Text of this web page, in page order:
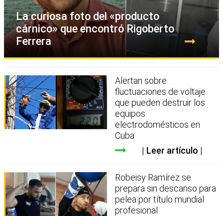
La curiosa foto del «producto
cárnico» que encontró Rigoberto
Ferrera
Alertan sobre
fluctuaciones de voltaje
que pueden destruir los
equipos
electrodomésticos en
Cuba
Leer artículo
Robeisy Ramírez se
prepara sin descanso para
pelea por título mundial
profesional